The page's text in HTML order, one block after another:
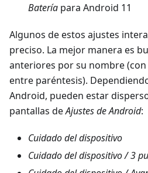
Batería para Android 11
Algunos de estos ajustes
preciso. La mejor manera es
anteriores por su nombre (con
entre paréntesis).
Android, pueden estar
pantallas deAjustes de Android:
Cuidado del dispositivo
Cuidado del dispositivo / 3